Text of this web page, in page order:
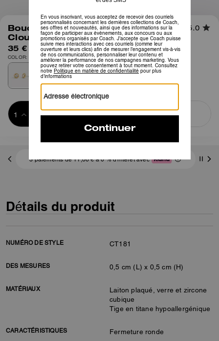
1/3
Boucles d’Oreilles Rondes Halo à
Clous
5.0
35 €
COLOR: Doré
Ajouter au
BAG
ACHETER MAINTENANT
3 paiements de 11,66 € à 0 % d'intérêt avec
Détails du produit
NUMÉRO DE STYLE CT181
DES MESURES 0,5 cm (L) x 0,5 cm (H)
MATÉRIAUX
Laiton plaqué, verre et zircone
cubique
Tige en titane hypoallergénique
CARACTÉRISTIQUES Fermeture ronde